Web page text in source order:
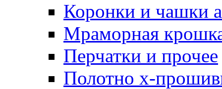
Коронки и чашки
Мраморная
Перчатки и прочее
Полотно х-